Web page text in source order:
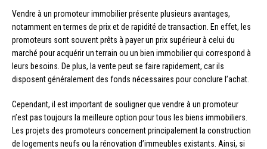
Vendre à un promoteur immobilier présente plusieurs avantages,
notamment en termes de prix et de rapidité de transaction. En effet, les
promoteurs sont souvent prêts à payer un prix supérieur à celui du
marché pour acquérir un terrain ou un bien immobilier qui correspond à
leurs besoins. De plus, la vente peut se faire rapidement, car ils
disposent généralement des fonds nécessaires pour conclure l’achat.
Cependant, il est important de souligner que vendre à un promoteur
n’est pas toujours la meilleure option pour tous les biens immobiliers.
Les projets des promoteurs concernent principalement la construction
de logements neufs ou la rénovation d’immeubles existants. Ainsi, si